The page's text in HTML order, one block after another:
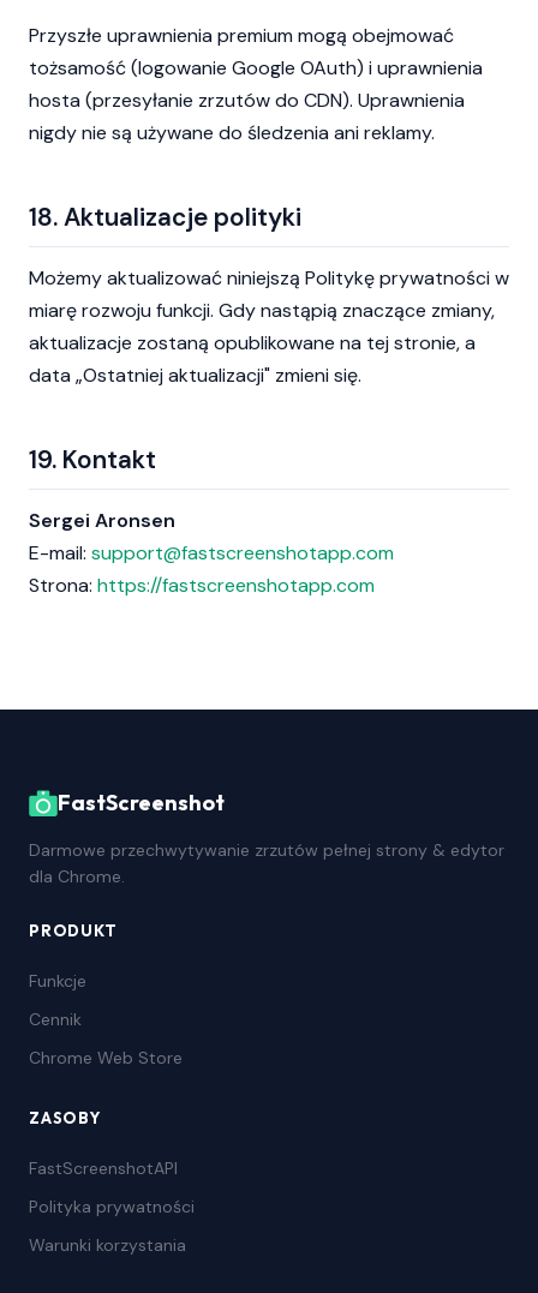
Przyszłe uprawnienia premium mogą obejmować
tożsamość (logowanie Google OAuth) i uprawnienia
hosta (przesyłanie zrzutów do CDN). Uprawnienia
nigdy nie są używane do śledzenia ani reklamy.
18. Aktualizacje polityki
Możemy aktualizować niniejszą Politykę prywatności w
miarę rozwoju funkcji. Gdy nastąpią znaczące zmiany,
aktualizacje zostaną opublikowane na tej stronie, a
data „Ostatniej aktualizacji" zmieni się.
19. Kontakt
Sergei Aronsen
E-mail: support@fastscreenshotapp.com
Strona: https://fastscreenshotapp.com
FastScreenshot
Darmowe przechwytywanie zrzutów pełnej strony & edytor
dla Chrome.
PRODUKT
Funkcje
Cennik
Chrome Web Store
ZASOBY
FastScreenshotAPI
Polityka prywatności
Warunki korzystania